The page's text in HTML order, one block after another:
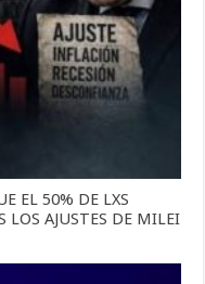
EL 50% DE LXS
LOS AJUSTES DE MILEI